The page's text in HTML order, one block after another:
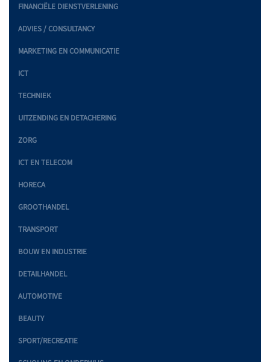
FINANCIËLE DIENSTVERLENING
ADVIES / CONSULTANCY
MARKETING EN COMMUNICATIE
ICT
TECHNIEK
UITZENDING EN DETACHERING
ZORG
ICT EN TELECOM
HORECA
GROOTHANDEL
TRANSPORT
BOUW EN INDUSTRIE
DETAILHANDEL
AUTOMOTIVE
BEAUTY
SPORT/RECREATIE